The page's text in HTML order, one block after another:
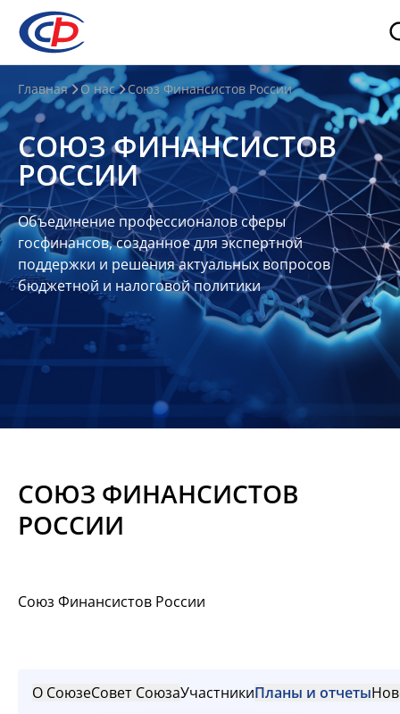
О
нас
О
СФР
Совет
Союза
Участники
Планы
отчеты
Контакты
Материалы
Главная О нас Союз Финансистов России
СОЮЗ ФИНАНСИСТОВ
РОССИИ
Объединение профессионалов сферы
госфинансов, созданное для экспертной
поддержки и решения актуальных вопросов
бюджетной и налоговой политики
СОЮЗ ФИНАНСИСТОВ
РОССИИ
Союз Финансистов России
О СоюзеСовет СоюзаУчастникиПланы и отчеты